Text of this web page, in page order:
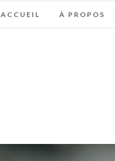
ACCUEIL À PROPOS